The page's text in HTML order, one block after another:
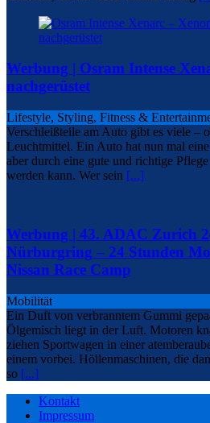
Werbung | Osram Intense
nachgerüstet
Lifestyle, Styling, Fitness &
Verschleißteile am Auto gibt es viele –
Leuchtmittel. Ein Auto hat nun mal
aber durch eine gute und richtige
werden kann. Wer sein [...]
Werbung | 43. ADAC Zurich
Nürburgring – 24 Stunden
Nissan Race Camp
Mobilität
Ein Duft von verbranntem Gummi
Ölgemisch liegt in der Luft. Motoren
ziehen Sportwagen in einer
einem vorbei. Höllenmaschinen, die
so [...]
Kontakt
Impressum